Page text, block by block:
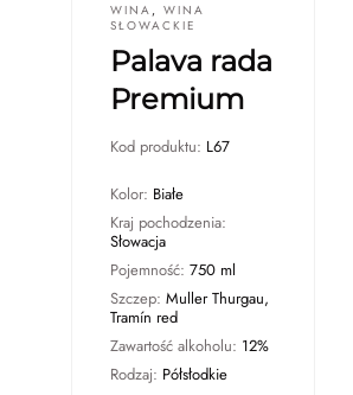
WINA , WINA
SŁOWACKIE
Palava rada
Premium
Kod produktu: L67
Kolor: Białe
Kraj pochodzenia:
Słowacja
Pojemność: 750 ml
Szczep: Muller Thurgau,
Tramín red
Zawartość alkoholu: 12%
Rodzaj: Półsłodkie